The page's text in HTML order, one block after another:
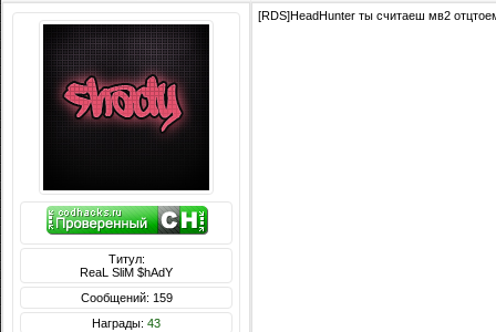
Титул:
ReaL SliM $hAdY
Сообщений: 159
Награды: 43
[RDS]HeadHunter ты считаеш мв2